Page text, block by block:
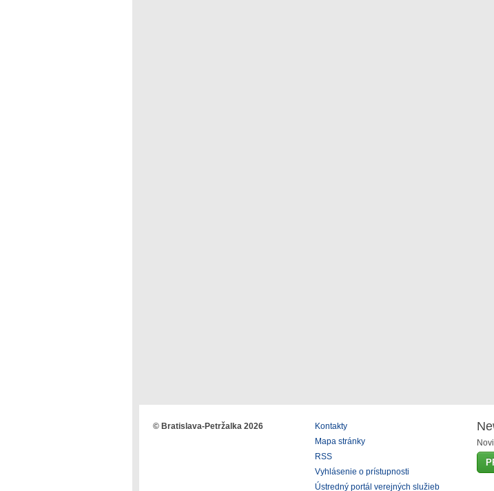
© Bratislava-Petržalka 2026
Kontakty
Mapa stránky
RSS
Vyhlásenie o prístupnosti
Ústredný portál verejných služieb